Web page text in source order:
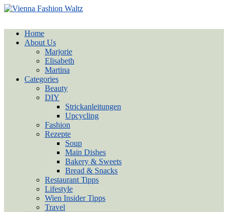
Home
About Us
Marjorie
Elisabeth
Martina
Categories
Beauty
DIY
Strickanleitungen
Upcycling
Fashion
Rezepte
Soup
Main Dishes
Bakery & Sweets
Bread & Snacks
Restaurant Tipps
Lifestyle
Wien Insider Tipps
Travel